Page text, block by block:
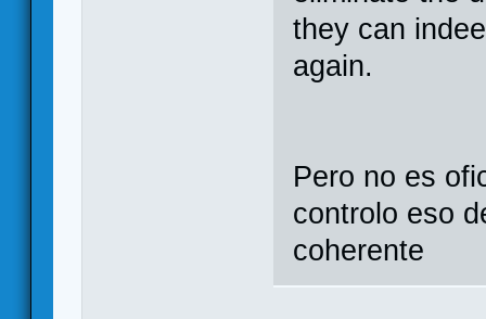
they can
again.
Pero no es
controlo eso
coherente